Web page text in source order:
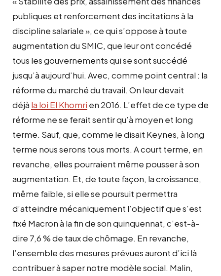
publiques et renforcement des incitations à la
discipline salariale », ce qui s’oppose à toute
augmentation du SMIC, que leur ont concédé
tous les gouvernements qui se sont succédé
jusqu’à aujourd’hui. Avec, comme point central : la
réforme du marché du travail. On leur devait
déjà la loi El Khomri en 2016. L’effet de ce type de
réforme ne se ferait sentir qu’à moyen et long
terme. Sauf, que, comme le disait Keynes, à long
terme nous serons tous morts. A court terme, en
revanche, elles pourraient même pousser à son
augmentation. Et, de toute façon, la croissance,
même faible, si elle se poursuit permettra
d’atteindre mécaniquement l’objectif que s’est
fixé Macron à la fin de son quinquennat, c’est-à-
dire 7,6 % de taux de chômage. En revanche,
l’ensemble des mesures prévues auront d’ici là
contribuer à saper notre modèle social. Malin,